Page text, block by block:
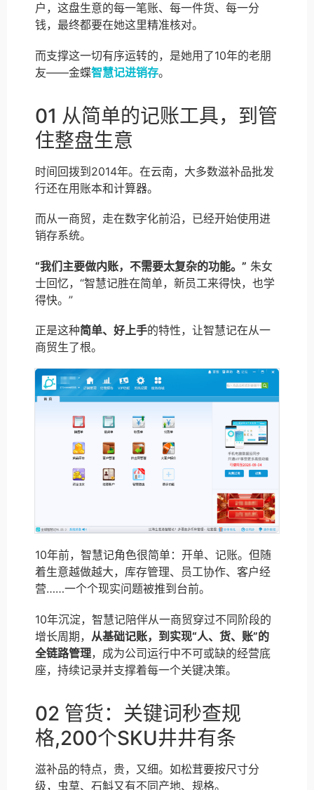
户，这盘生意的每一笔账、每一件货、每一分
钱，最终都要在她这里精准核对。
而支撑这一切有序运转的，是她用了10年的老朋
友——金蝶智慧记进销存。
01 从简单的记账工具，到管
住整盘生意
时间回拨到2014年。在云南，大多数滋补品批发
行还在用账本和计算器。
而从一商贸，走在数字化前沿，已经开始使用进
销存系统。
“我们主要做内账，不需要太复杂的功能。” 朱女
士回忆，“智慧记胜在简单，新员工来得快，也学
得快。”
正是这种简单、好上手的特性，让智慧记在从一
商贸生了根。
10年前，智慧记角色很简单：开单、记账。但随
着生意越做越大，库存管理、员工协作、客户经
营……一个个现实问题被推到台前。
10年沉淀，智慧记陪伴从一商贸穿过不同阶段的
增长周期， 从基础记账，到实现“人、货、账”的
全链路管理，成为公司运行中不可或缺的经营底
座，持续记录并支撑着每一个关键决策。
02 管货：关键词秒查规
格,200个SKU井井有条
滋补品的特点，贵，又细。如松茸要按尺寸分
级，虫草、石斛又有不同产地、规格。